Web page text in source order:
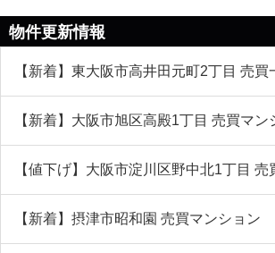
物件更新情報
【新着】東大阪市高井田元町2丁目 売買
【新着】大阪市旭区高殿1丁目 売買マン
【値下げ】大阪市淀川区野中北1丁目 売
【新着】摂津市昭和園 売買マンション